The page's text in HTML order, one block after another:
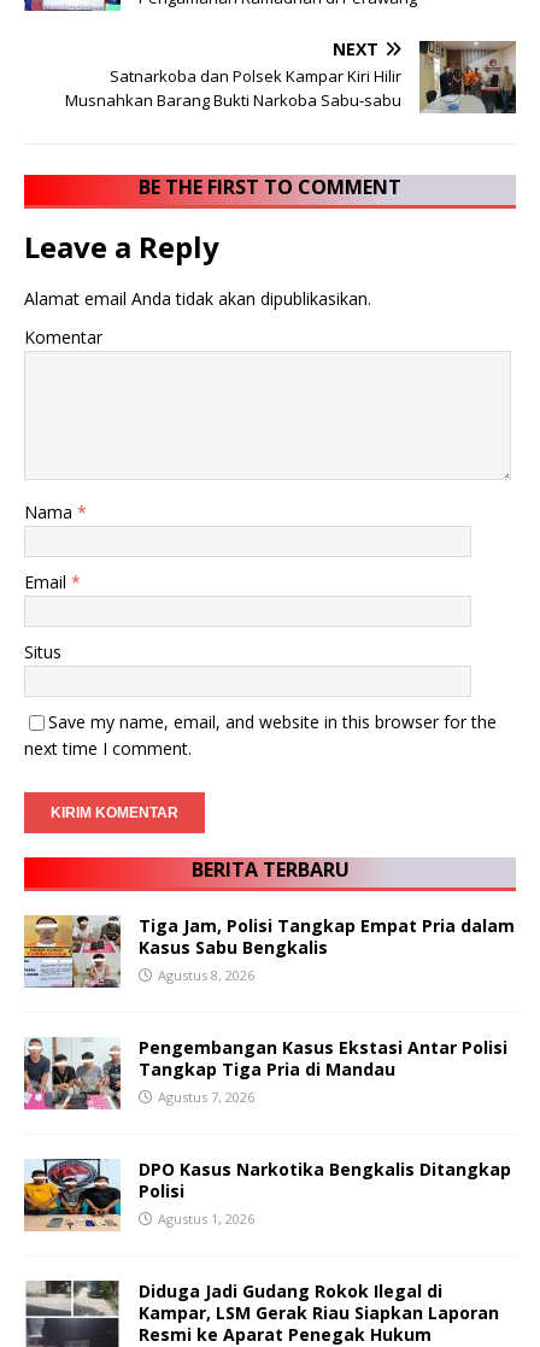
NEXT
Satnarkoba dan Polsek Kampar Kiri Hilir
Musnahkan Barang Bukti Narkoba Sabu-sabu
BE THE FIRST TO COMMENT
Leave a Reply
Alamat email Anda tidak akan dipublikasikan.
Komentar
Nama *
Email *
Situs
Save my name, email, and website in this browser for the
next time I comment.
BERITA TERBARU
Tiga Jam, Polisi Tangkap Empat Pria dalam
Kasus Sabu Bengkalis
Agustus 8, 2026
Pengembangan Kasus Ekstasi Antar Polisi
Tangkap Tiga Pria di Mandau
Agustus 7, 2026
DPO Kasus Narkotika Bengkalis Ditangkap
Polisi
Agustus 1, 2026
Diduga Jadi Gudang Rokok Ilegal di
Kampar, LSM Gerak Riau Siapkan Laporan
Resmi ke Aparat Penegak Hukum